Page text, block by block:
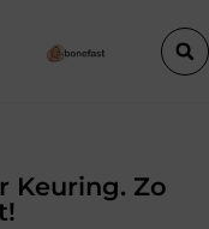
Keuring. Zo